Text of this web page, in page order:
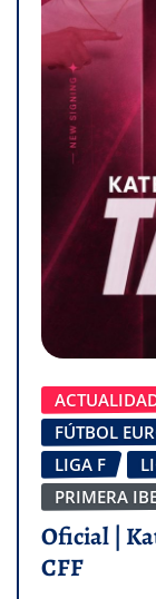
FÚTBOL
LIGA F
PRIMERA
Oficial |
CFF